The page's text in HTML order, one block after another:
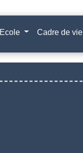
Ecole Cadre de vie